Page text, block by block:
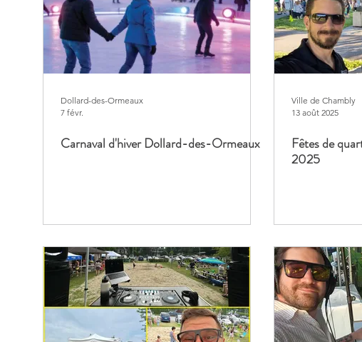
Dollard-des-Ormeaux
7 févr.
Carnaval d'hiver Dollard-des-Ormeaux
Ville de Chambly
13 août 2025
Fêtes de
2025